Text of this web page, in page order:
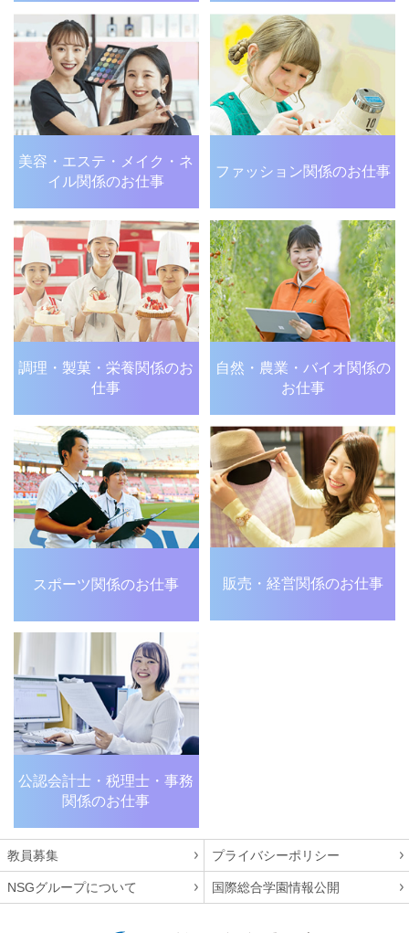
美容・エステ・メイク・ ネ
イル関係のお仕事
ファッション関係のお仕事
調理・製菓・栄養関係のお
仕事
自然・農業・バイオ関係の
お仕事
スポーツ関係のお仕事 販売・経営関係のお仕事
公認会計士・税理士・事務
関係のお仕事
教員募集 プライバシーポリシー
NSGグループについて 国際総合学園情報公開